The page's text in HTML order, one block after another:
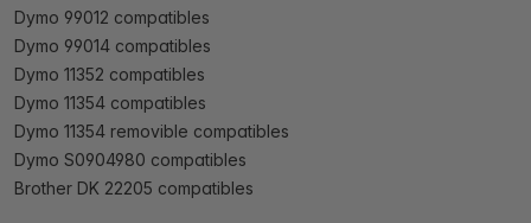
Dymo 99012 compatibles
Dymo 99014 compatibles
Dymo 11352 compatibles
Dymo 11354 compatibles
Dymo 11354 removible compatibles
Dymo S0904980 compatibles
Brother DK 22205 compatibles